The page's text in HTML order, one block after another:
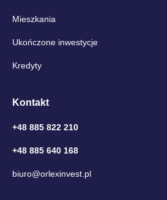
Mieszkania
Ukończone inwestycje
Kredyty
Kontakt
+48 885 822 210
+48 885 640 168
biuro@orlexinvest.pl